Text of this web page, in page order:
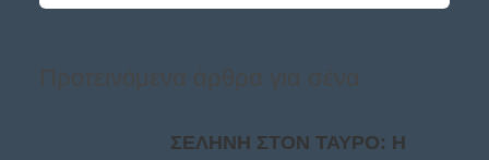
ΣΕΛΗΝΗ ΣΤΟΝ ΤΑΥΡΟ: Η